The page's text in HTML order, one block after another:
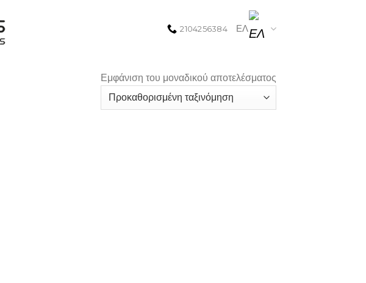
2104256384 ΕΛ
Εμφάνιση του μοναδικού αποτελέσματος